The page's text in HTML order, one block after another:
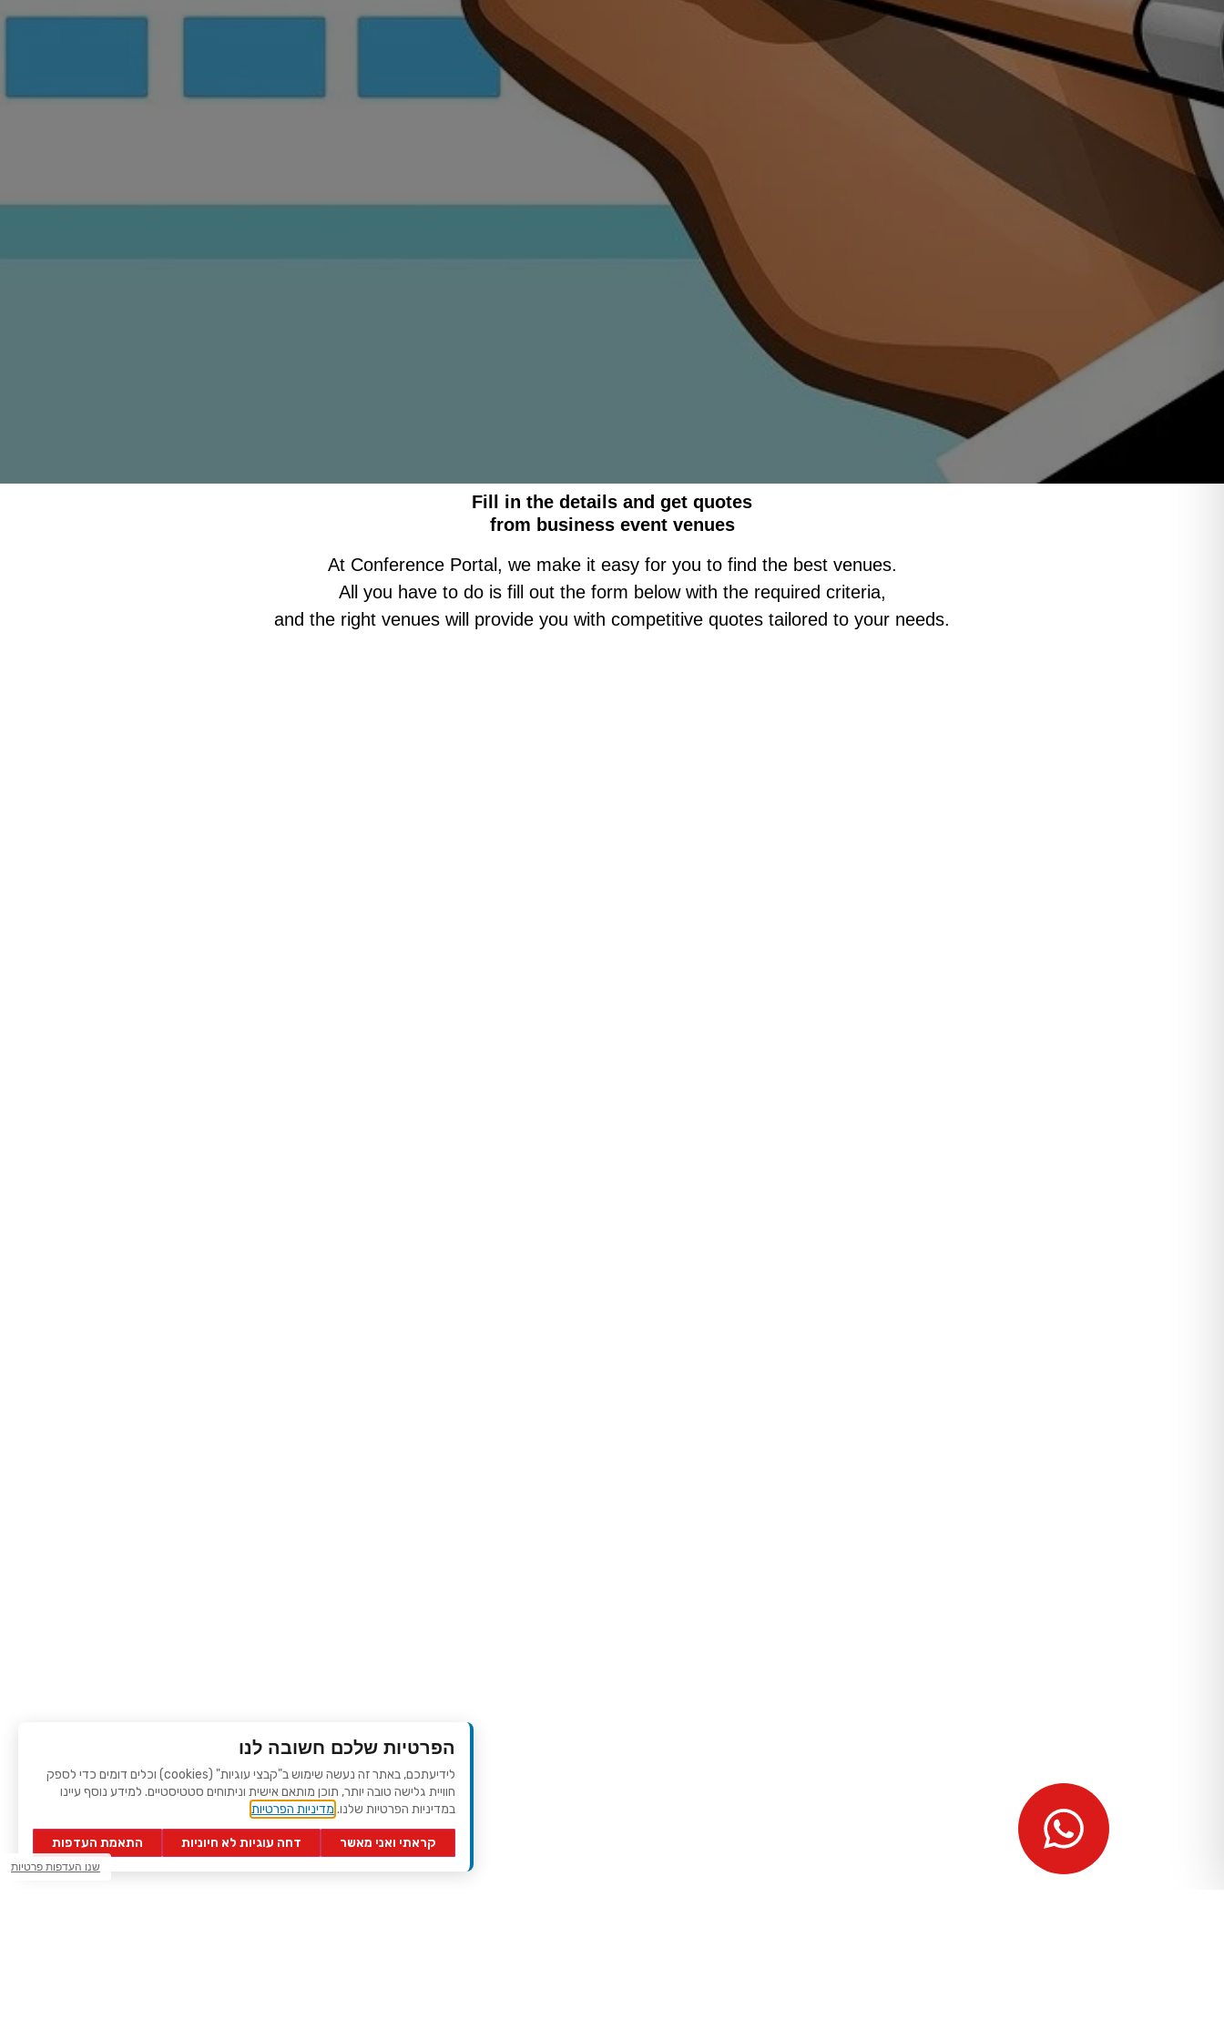
Fill in the details and get quotes
from business event venues
At Conference Portal, we make it easy for you to find the best venues.
All you have to do is fill out the form below with the required criteria,
and the right venues will provide you with competitive quotes tailored to your needs.
הפרטיות שלכם חשובה לנו
לידיעתכם, באתר זה נעשה שימוש ב"קבצי עוגיות" (cookies) וכלים דומים כדי לספק
חוויית גלישה טובה יותר, תוכן מותאם אישית וניתוחים סטטיסטיים. למידע נוסף עיינו
במדיניות הפרטיות שלנו. מדיניות הפרטיות
קראתי ואני מאשר דחה עוגיות לא חיוניות התאמת העדפות
שנו העדפות פרטיות